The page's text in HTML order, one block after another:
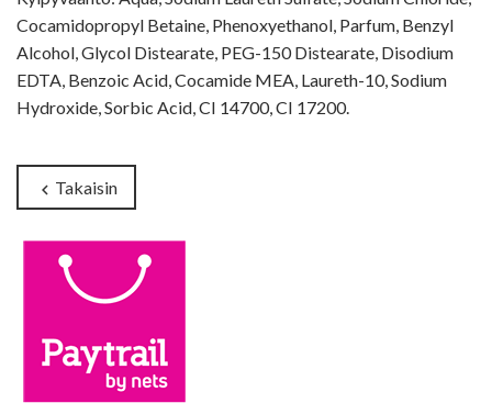
Cocamidopropyl Betaine, Phenoxyethanol, Parfum, Benzyl
Alcohol, Glycol Distearate, PEG-150 Distearate, Disodium
EDTA, Benzoic Acid, Cocamide MEA, Laureth-10, Sodium
Hydroxide, Sorbic Acid, CI 14700, CI 17200.
chevron_left Takaisin